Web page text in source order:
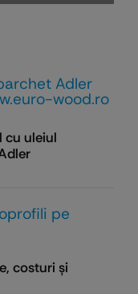
cu uleiul
costuri și